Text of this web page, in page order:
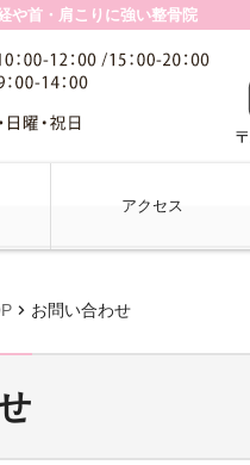
や首・肩こりに強い整骨院
アクセス
chevron_right お問い合わせ